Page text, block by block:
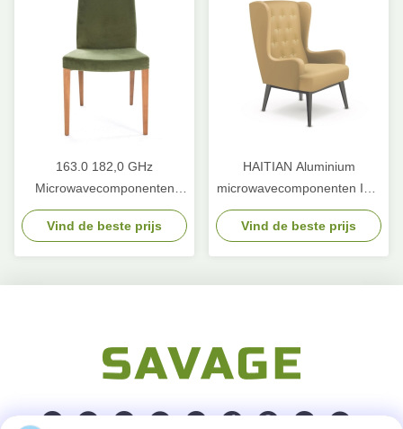
163.0 182,0 GHz
Microwavecomponenten
10m 30dB Microwave Power
Divider Splitter Combiner
Vind de beste prijs
HAITIAN Aluminium
microwavecomponenten ISO
waterkoelplaat
Vind de beste prijs